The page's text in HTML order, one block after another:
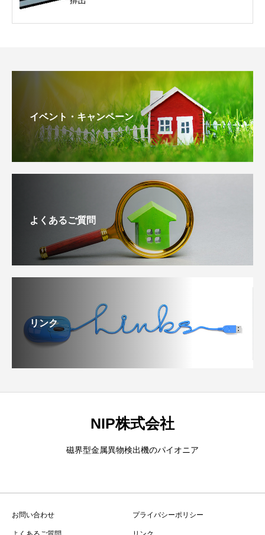
イベント・キャンペーン
よくあるご質問
リンク
NIP株式会社
磁界型金属異物検出機のパイオニア
お問い合わせ
プライバシーポリシー